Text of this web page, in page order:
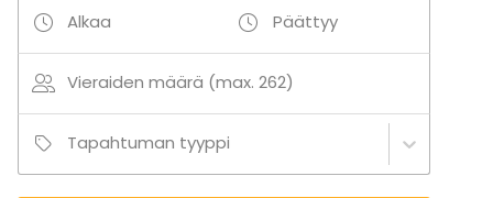
valkokankaalta esitettävä materiaali sisältää ääntä
tapahtuman tuottamisesta vastaavat F-Hostit
voivat tehdä tarvittavat etukäteisvalmistelut.
Saleissa on langaton verkko esittäjän materiaaleja
varten.
Alkaa Päättyy
Vieraiden määrä (max. 262)
Tapahtuman tyyppi